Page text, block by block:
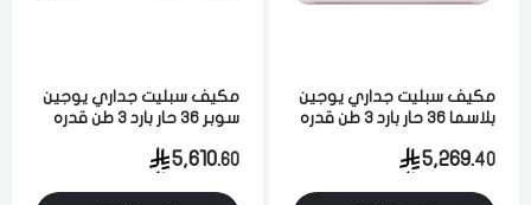
مكيف سبليت جداري يوجين
بلاسما 36 حار بارد 3 طن قدره
روتاري مع ريموت اضافي
5,269.40
مكيف سبليت جداري يوجين
سوبر 36 حار بارد 3 طن قدره
روتاري
5,610.60